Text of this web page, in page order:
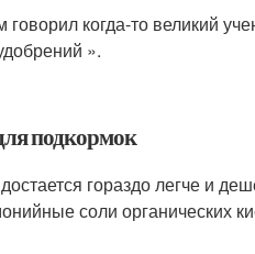
говорил когда-то великий
».
подкормок
гораздо легче и
соли органических